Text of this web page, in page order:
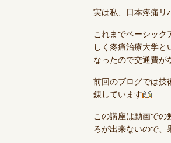
実は私、日本疼痛リ
これまでベーシッ
しく疼痛治療大学
なったので交通費が
前回のブログでは技
錬しています
この講座は動画で
ろが出来ないので、